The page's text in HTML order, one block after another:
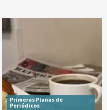
Primeras Planas de
Periódicos